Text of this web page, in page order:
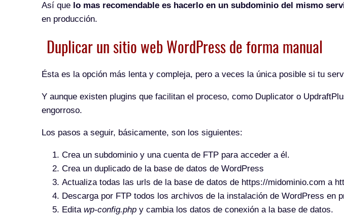
Así que lo mas recomendable es hacerlo en un subdominio del mismo
en producción.
Duplicar un sitio web WordPress de forma manual
Ésta es la opción más lenta y compleja, pero a veces la única posible si tu
Y aunque existen plugins que facilitan el proceso, como Duplicator o
engorroso.
Los pasos a seguir, básicamente, son los siguientes:
Crea un subdominio y una cuenta de FTP para acceder a él.
Crea un duplicado de la base de datos de WordPress
Actualiza todas las urls de la base de datos de https://midominio.com a
Descarga por FTP todos los archivos de la instalación de WordPress en
Edita wp-config.php y cambia los datos de conexión a la base de datos.